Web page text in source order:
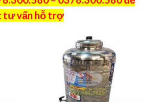
tư vấn hỗ trợ